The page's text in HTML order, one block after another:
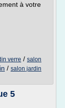
à votre
verre / salon
/ salon jardin
5